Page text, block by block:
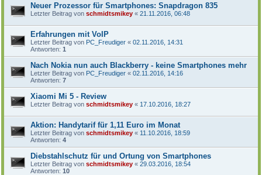
Neuer Prozessor für Smartphones: Snapdragon 835
Letzter Beitrag von schmidtsmikey « 21.11.2016, 06:48
Erfahrungen mit VoIP
Letzter Beitrag von PC_Freudiger « 02.11.2016, 14:31
Antworten: 1
Nach Nokia nun auch Blackberry - keine Smartphones mehr
Letzter Beitrag von PC_Freudiger « 02.11.2016, 14:16
Antworten: 7
Xiaomi Mi 5 - Review
Letzter Beitrag von schmidtsmikey « 17.10.2016, 18:27
Aktion: Handytarif für 1,11 Euro im Monat
Letzter Beitrag von schmidtsmikey « 11.10.2016, 18:59
Antworten: 4
Diebstahlschutz für und Ortung von Smartphones
Letzter Beitrag von schmidtsmikey « 29.03.2016, 18:54
Antworten: 10